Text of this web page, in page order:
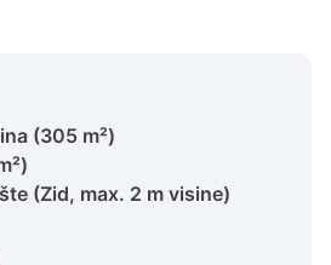
(305 m²)
(Zid, max. 2 m visine)